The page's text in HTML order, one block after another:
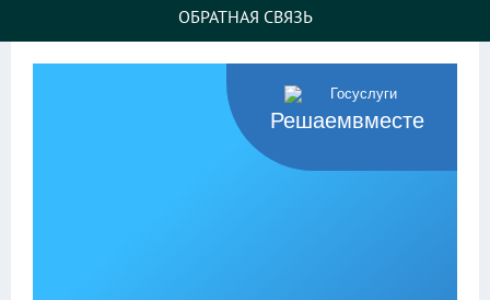
ОБРАТНАЯ СВЯЗЬ
Решаемвместе